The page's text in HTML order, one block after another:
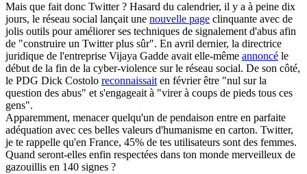
Mais que fait donc Twitter ? Hasard du calendrier, il y a à peine dix
jours, le réseau social lançait une nouvelle page clinquante avec de
jolis outils pour améliorer ses techniques de signalement d'abus afin
de "construire un Twitter plus sûr". En avril dernier, la directrice
juridique de l'entreprise Vijaya Gadde avait elle-même annoncé le
début de la fin de la cyber-violence sur le réseau social. De son côté,
le PDG Dick Costolo reconnaissait en février être "nul sur la
question des abus" et s'engageait à "virer à coups de pieds tous ces
gens".
Apparemment, menacer quelqu'un de pendaison entre en parfaite
adéquation avec ces belles valeurs d'humanisme en carton. Twitter,
je te rappelle qu'en France, 45% de tes utilisateurs sont des femmes.
Quand seront-elles enfin respectées dans ton monde merveilleux de
gazouillis en 140 signes ?